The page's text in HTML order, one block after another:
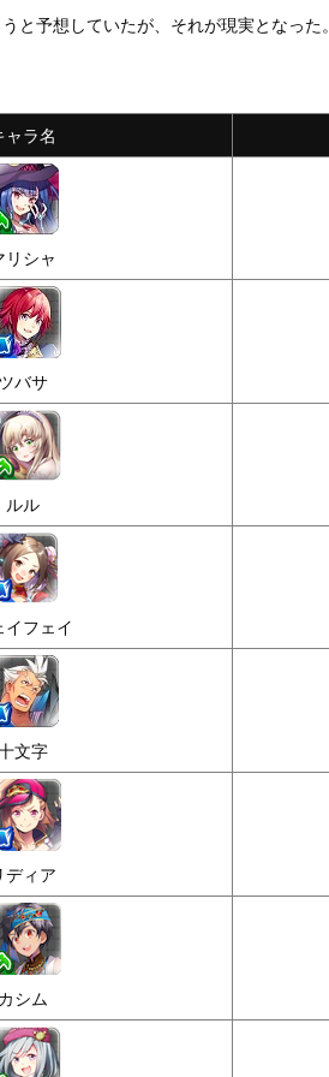
と予想していたが、それが現実となった。
ャラ名
リシャ
ツバサ
ルル
イフェイ
文字
ディア
カシム